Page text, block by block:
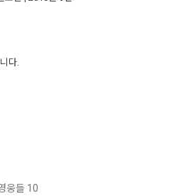
다.
웅들 10